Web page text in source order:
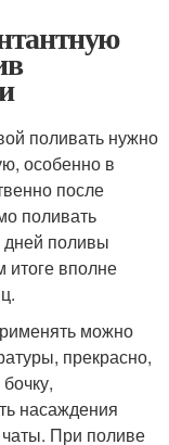
поливать нужно
особенно в
после
поливать
дней поливы
итоге вполне
можно
прекрасно,
насаждения
чаты. При поливе